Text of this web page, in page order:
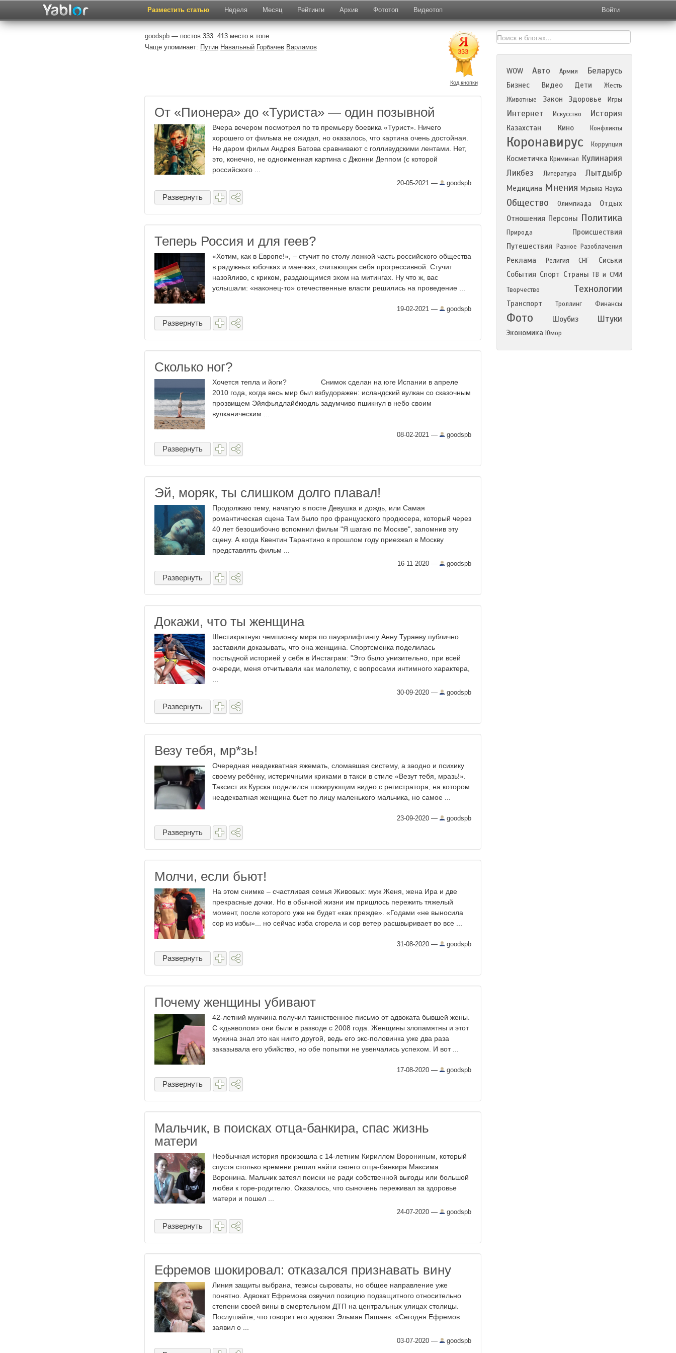
Разместить статью Неделя Месяц Рейтинги Архив Фототоп Видеотоп Войти
goodspb — постов 333. 413 место в топе
Чаще упоминает: Путин Навальный Горбачев Варламов
Код кнопки
От «Пионера» до «Туриста» — один позывной
Вчера вечером посмотрел по тв премьеру боевика «Турист». Ничего
хорошего от фильма не ожидал, но оказалось, что картина очень достойная.
Не даром фильм Андрея Батова сравнивают с голливудскими лентами. Нет,
это, конечно, не одноименная картина с Джонни Деппом (с которой
российского ...
20-05-2021 — goodspb
Развернуть
Теперь Россия и для геев?
«Хотим, как в Европе!», – стучит по столу ложкой часть российского общества
в радужных юбочках и маечках, считающая себя прогрессивной. Стучит
назойливо, с криком, раздающимся эхом на митингах. Ну что ж, вас
услышали: «наконец-то» отечественные власти решились на проведение ...
19-02-2021 — goodspb
Развернуть
Сколько ног?
Хочется тепла и йоги? Снимок сделан на юге Испании в апреле
2010 года, когда весь мир был взбудоражен: исландский вулкан со сказочным
прозвищем Эйяфьядлайёкюдль задумчиво пшикнул в небо своим
вулканическим ...
08-02-2021 — goodspb
Развернуть
Эй, моряк, ты слишком долго плавал!
Продолжаю тему, начатую в посте Девушка и дождь, или Самая
романтическая сцена Там было про французского продюсера, который через
40 лет безошибочно вспомнил фильм "Я шагаю по Москве", запомнив эту
сцену. А когда Квентин Тарантино в прошлом году приезжал в Москву
представлять фильм ...
16-11-2020 — goodspb
Развернуть
Докажи, что ты женщина
Шестикратную чемпионку мира по пауэрлифтингу Анну Тураеву публично
заставили доказывать, что она женщина. Спортсменка поделилась
постыдной историей у себя в Инстаграм: "Это было унизительно, при всей
очереди, меня отчитывали как малолетку, с вопросами интимного характера,
30-09-2020 — goodspb
Развернуть
Везу тебя, мр​*зь!
Очередная неадекватная яжемать, сломавшая систему, а заодно и психику
своему ребёнку, истеричными криками в такси в стиле «Везут тебя, мразь!».
Таксист из Курска поделился шокирующим видео с регистратора, на котором
неадекватная женщина бьет по лицу маленького мальчика, но самое ...
23-09-2020 — goodspb
Развернуть
Молчи, если бьют!
На этом снимке – счастливая семья Живовых: муж Женя, жена Ира и две
прекрасные дочки. Но в обычной жизни им пришлось пережить тяжелый
момент, после которого уже не будет «как прежде». «Годами «не выносила
сор из избы»... но сейчас изба сгорела и сор ветер расшвыривает во все ...
31-08-2020 — goodspb
Развернуть
Почему женщины убивают
42-летний мужчина получил таинственное письмо от адвоката бывшей жены.
С «дьяволом» они были в разводе с 2008 года. Женщины злопамятны и этот
мужина знал это как никто другой, ведь его экс-половинка уже два раза
заказывала его убийство, но обе попытки не увенчались успехом. И вот ...
17-08-2020 — goodspb
Развернуть
Мальчик, в поисках отца-банкира, спас жизнь
матери
Необычная история произошла с 14-летним Кириллом Ворониным, который
спустя столько времени решил найти своего отца-банкира Максима
Воронина. Мальчик затеял поиски не ради собственной выгоды или большой
любви к горе-родителю. Оказалось, что сыночень переживал за здоровье
матери и пошел ...
24-07-2020 — goodspb
Развернуть
Ефремов шокировал: отказался признавать вину
Линия защиты выбрана, тезисы сыроваты, но общее направление уже
понятно. Адвокат Ефремова озвучил позицию подзащитного относительно
степени своей вины в смертельном ДТП на центральных улицах столицы.
Послушайте, что говорит его адвокат Эльман Пашаев: «Сегодня Ефремов
заявил о ...
03-07-2020 — goodspb
WOW Авто Армия Беларусь
Бизнес Видео Дети
Жесть
Животные
Закон Здоровье Игры
Интернет Искусство История
Казахстан Кино Конфликты
Коронавирус Коррупция
Косметичка Криминал Кулинария
Ликбез
Литература Лытдыбр
Медицина Мнения Музыка Наука
Общество Олимпиада
Отдых
Отношения Персоны Политика
Природа
Происшествия
Путешествия
Разное Разоблачения
Реклама Религия СНГ
Сиськи
События Спорт Страны ТВ и СМИ
Творчество
Технологии
Транспорт Троллинг Финансы
Фото Шоубиз Штуки
Экономика Юмор